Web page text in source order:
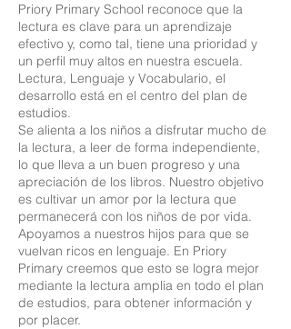
Priory Primary School reconoce que la
lectura es clave para un aprendizaje
efectivo y, como tal, tiene una prioridad y
un perfil muy altos en nuestra escuela.
Lectura, Lenguaje y Vocabulario, el
desarrollo está en el centro del plan de
estudios.
Se alienta a los niños a disfrutar mucho de
la lectura, a leer de forma independiente,
lo que lleva a un buen progreso y una
apreciación de los libros. Nuestro objetivo
es cultivar un amor por la lectura que
permanecerá con los niños de por vida.
Apoyamos a nuestros hijos para que se
vuelvan ricos en lenguaje. En Priory
Primary creemos que esto se logra mejor
mediante la lectura amplia en todo el plan
de estudios, para obtener información y
por placer.